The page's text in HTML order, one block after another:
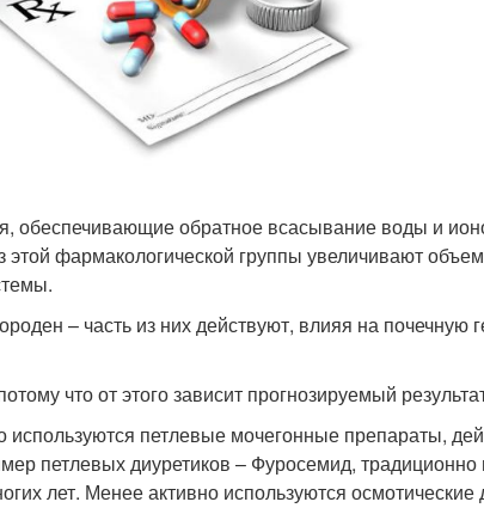
обеспечивающие обратное всасывание воды и
фармакологической группы увеличивают
– часть из них действуют, влияя на почечную
что от этого зависит прогнозируемый
используются петлевые мочегонные препараты,
петлевых диуретиков – Фуросемид,
лет. Менее активно используются осмотические